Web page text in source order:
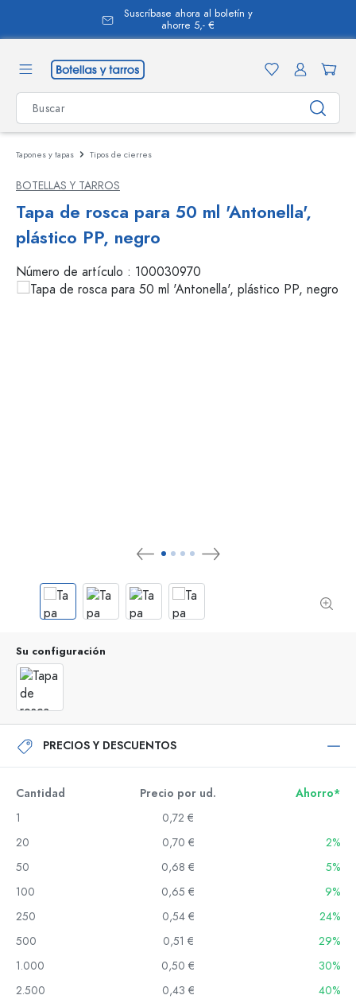
Suscríbase ahora al boletín y
ahorre 5,- €
Tapones y tapas Tipos de cierres
BOTELLAS Y TARROS
Tapa de rosca para 50 ml 'Antonella',
plástico PP, negro
Número de artículo : 100030970
Su configuración
PRECIOS Y DESCUENTOS
Cantidad Precio por ud.
Ahorro*
1
0,72 €
20
0,70 €
2%
50
0,68 €
5%
100
0,65 €
9%
250
0,54 €
24%
500
0,51 €
29%
1.000
0,50 €
30%
2.500
0,43 € 40%